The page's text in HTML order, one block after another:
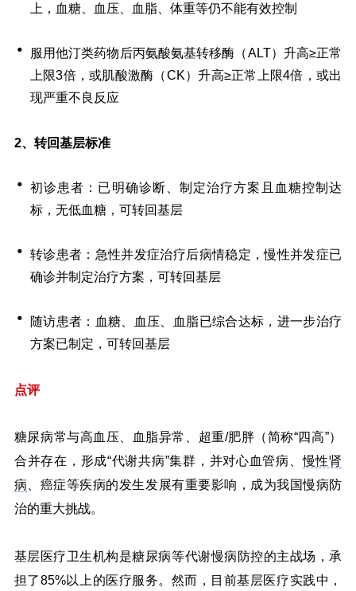
上，血糖、血压、血脂、体重等仍不能有效控制
服用他汀类药物后丙氨酸氨基转移酶（ALT）升高≥正常
上限3倍，或肌酸激酶（CK）升高≥正常上限4倍，或出
现严重不良反应
2、 转回基层标准
初诊患者：已明确诊断、制定治疗方案且血糖控制达
标，无低血糖，可转回基层
转诊患者：急性并发症治疗后病情稳定，慢性并发症已
确诊并制定治疗方案，可转回基层
随访患者：血糖、血压、血脂已综合达标，进一步治疗
方案已制定，可转回基层
点评
糖尿病常与高血压、血脂异常、超重/肥胖（简称“四高”）
合并存在，形成“代谢共病”集群，并对心血管病、慢性肾
病 、癌症等疾病的发生发展有重要影响，成为我国慢病防
治的重大挑战。
基层医疗卫生机构是糖尿病等代谢慢病防控的主战场，承
担了85%以上的医疗服务。然而，目前基层医疗实践中，